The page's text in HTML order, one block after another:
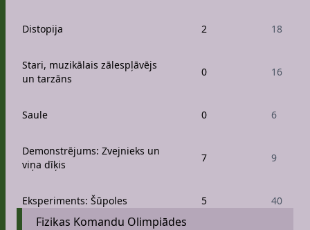
Distopija 2 18
Stari, muzikālais zālespļāvējs
un tarzāns
0 16
Saule 0 6
Demonstrējums: Zvejnieks un
viņa dīķis
7 9
Eksperiments: Šūpoles 5 40
Fizikas Komandu Olimpiādes